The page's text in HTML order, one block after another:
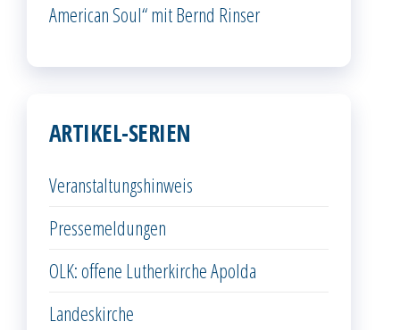
American Soul“ mit Bernd Rinser
ARTIKEL-SERIEN
Veranstaltungshinweis
Pressemeldungen
OLK: offene Lutherkirche Apolda
Landeskirche